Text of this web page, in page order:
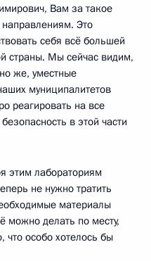
Вам за такое
Это
себя всё большей
страны. Мы сейчас видим,
же, уместные
муниципалитетов
реагировать на все
в этой части
этим лабораториям
не нужно тратить
материалы
можно делать по месту,
что особо хотелось бы